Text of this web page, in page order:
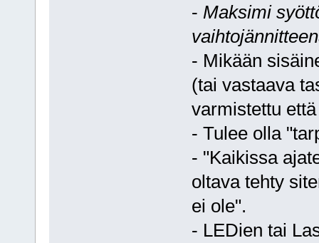
- Maksimi
- Mikään
(tai vastaava
varmistettu
- Tulee olla
- "Kaikissa
oltava tehty
ei ole".
- LEDien tai